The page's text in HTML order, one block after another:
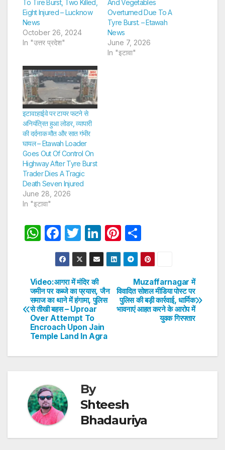
To Tire Burst, Two Killed,
Eight Injured – Lucknow
News
October 26, 2024
In "उत्तर प्रदेश"
And Vegetables
Overturned Due To A
Tyre Burst. – Etawah
News
June 7, 2026
In "इटावा"
इटावा:हाईवे पर टायर फटने से
अनियंत्रित हुआ लोडर, व्यापारी
की दर्दनाक मौत और सात गंभीर
घायल – Etawah Loader
Goes Out Of Control On
Highway After Tyre Burst
Trader Dies A Tragic
Death Seven Injured
June 28, 2026
In "इटावा"
W
s
A
p
p
F
a
c
e
b
o
o
k
T
w
itt
er
Li
n
k
dI
Pi
nt
er
st
h
ar
e
Post
navigation
Muzaffarnagar में
विवादित सोशल मीडिया पोस्ट पर
पुलिस की बड़ी कार्रवाई, धार्मिक
भावनाएं आहत करने के आरोप में
युवक गिरफ्तार
Video:आगरा में मंदिर की
जमीन पर कब्जे का प्रयास, जैन
समाज का थाने में हंगामा, पुलिस
से तीखी बहस – Uproar
Over Attempt To
Encroach Upon Jain
Temple Land In Agra
By
Shteesh
Bhadauriya